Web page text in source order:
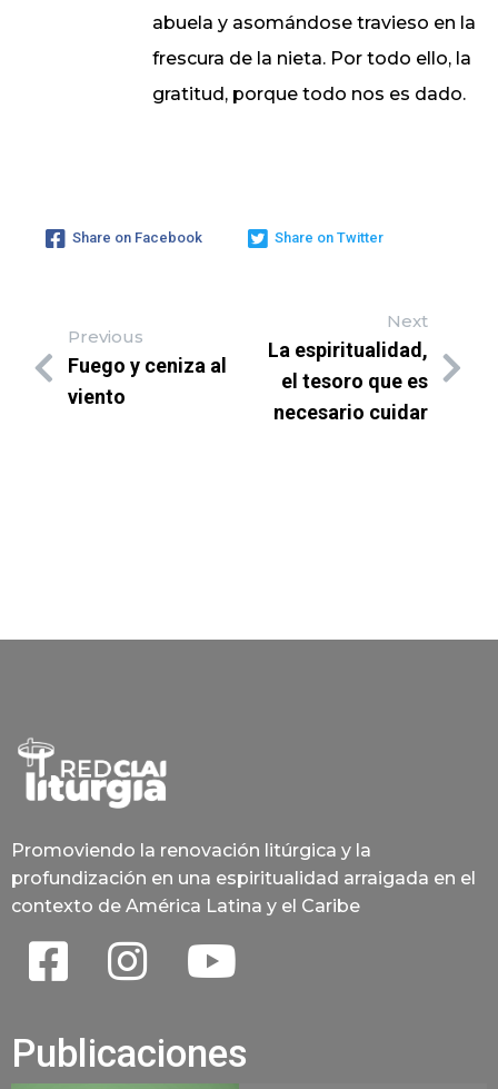
abuela y asomándose travieso en la
frescura de la nieta. Por todo ello, la
gratitud, porque todo nos es dado.
Share on Facebook Share on Twitter
Previous
Fuego y ceniza al
viento
Next
La espiritualidad,
el tesoro que es
necesario cuidar
Promoviendo la renovación litúrgica y la
profundización en una espiritualidad arraigada en el
contexto de América Latina y el Caribe
Publicaciones